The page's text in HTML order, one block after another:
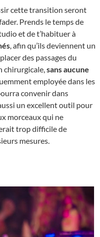
cette transition seront
Prends le temps de
et de t’habituer à
, afin qu’ils deviennent un
des passages du
chirurgicale,sans aucune
employée dans les
convenir dans
un excellent outil pour
morceaux qui ne
trop difficile de
mesures.